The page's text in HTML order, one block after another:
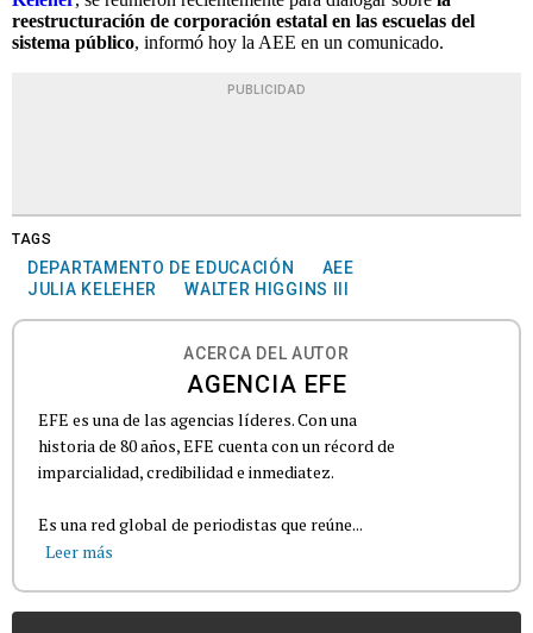
reestructuración de corporación estatal en las escuelas del
sistema público, informó hoy la AEE en un comunicado.
PUBLICIDAD
TAGS
DEPARTAMENTO DE EDUCACIÓN
AEE
JULIA KELEHER
WALTER HIGGINS III
ACERCA DEL AUTOR
AGENCIA EFE
EFE es una de las agencias líderes. Con una
historia de 80 años, EFE cuenta con un récord de
imparcialidad, credibilidad e inmediatez.
Es una red global de periodistas que reúne...
Leer más